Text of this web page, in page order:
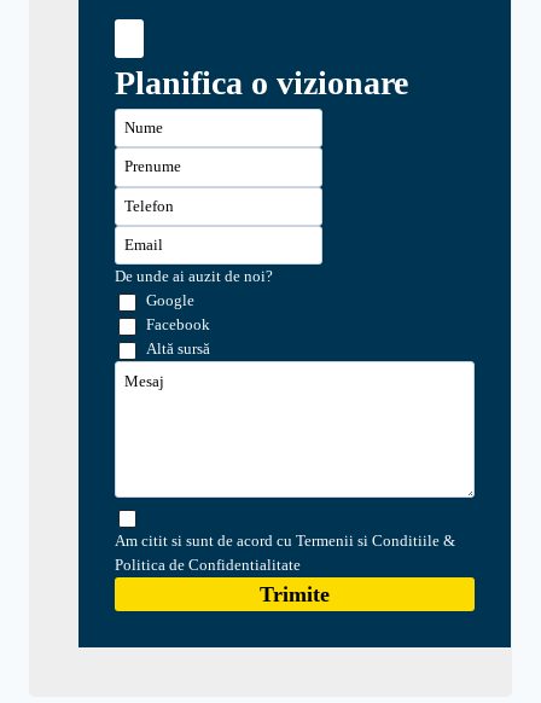
Planifica o vizionare
De unde ai auzit de noi?
Google
Facebook
Altă sursă
Am citit si sunt de acord cu Termenii si Conditiile &
Politica de Confidentialitate
Trimite